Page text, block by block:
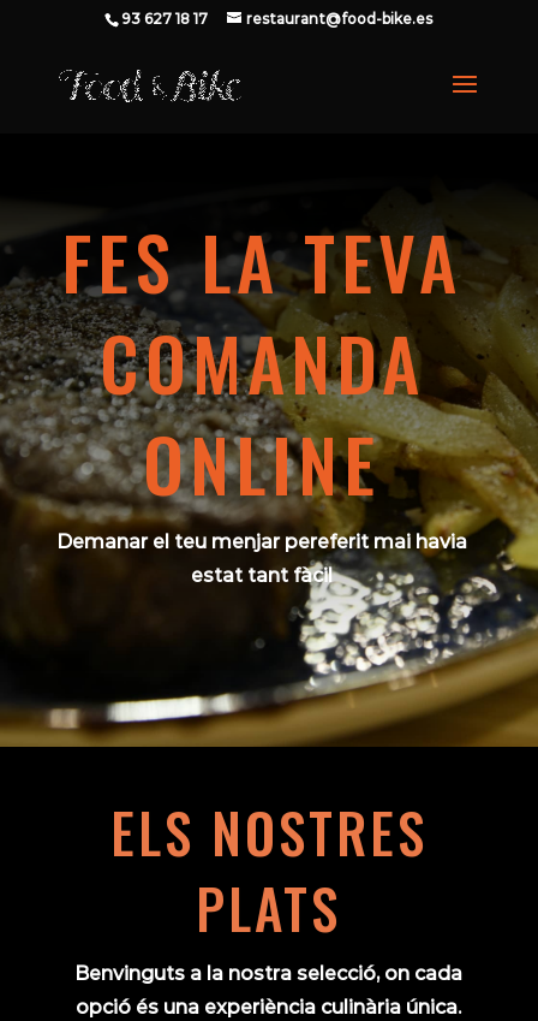
93 627 18 17 restaurant@food-bike.es
FES LA TEVA
COMANDA
ONLINE
Demanar el teu menjar pereferit mai havia
estat tant fàcil
ELS NOSTRES
PLATS
Benvinguts a la nostra selecció, on cada
opció és una experiència culinària única.